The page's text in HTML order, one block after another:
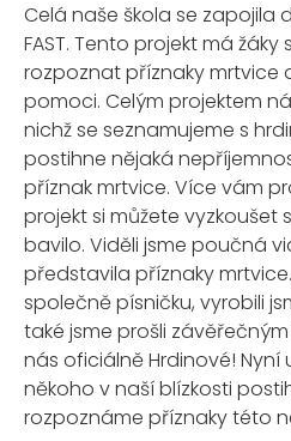
Celá naše škola se zapojila
FAST. Tento projekt má
rozpoznat příznaky mrtvice
pomoci. Celým projektem
nichž se seznamujeme s
postihne nějaká
příznak mrtvice. Více vám
projekt si můžete vyzkoušet
bavilo. Viděli jsme poučná
představila příznaky
společně písničku, vyrobili
také jsme prošli
nás oficiálně Hrdinové!
někoho v naší blízkosti
rozpoznáme příznaky této